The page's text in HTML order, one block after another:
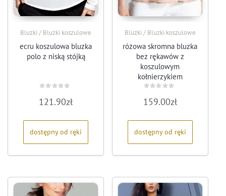
Bluzki / Bluzki koszulowe
ecru koszulowa bluzka
polo z niską stójką
0
na
121.90zł
dostępny od ręki
Bluzki / Bluzki koszulowe
różowa skromna bluzka
bez rękawów z
koszulowym
kołnierzykiem
0
na
159.00zł
dostępny od ręki